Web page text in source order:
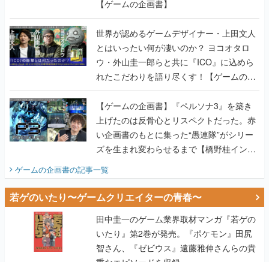
【ゲームの企画書】
世界が認めるゲームデザイナー・上田文人
とはいったい何が凄いのか？ ヨコオタロ
ウ・外山圭一郎らと共に『ICO』に込めら
れたこだわりを語り尽くす！【ゲームの企
画書】
【ゲームの企画書】『ペルソナ3』を築き
上げたのは反骨心とリスペクトだった。赤
い企画書のもとに集った“愚連隊”がシリー
ズを生まれ変わらせるまで【橋野桂インタ
ゲームの企画書の記事一覧
若ゲのいたり〜ゲームクリエイターの青春〜
田中圭一のゲーム業界取材マンガ『若ゲの
いたり』第2巻が発売。『ポケモン』田尻
智さん、『ゼビウス』遠藤雅伸さんらの貴